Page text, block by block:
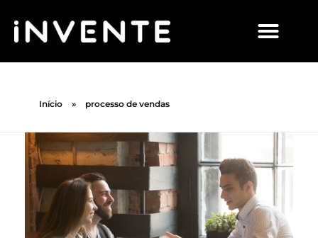
Início » processo de vendas